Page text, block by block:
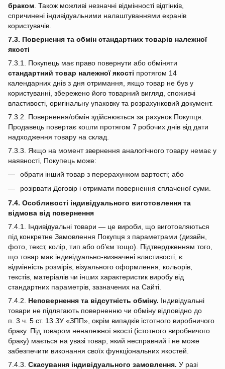
браком . Також можливі незначні відмінності відтінків,
спричинені індивідуальними налаштуваннями екранів
користувачів.
7.3. Повернення та обмін стандартних товарів належної
якості
7.3.1. Покупець має право повернути або обміняти
стандартний товар належної якості протягом 14
календарних днів з дня отримання, якщо товар не був у
користуванні, збережено його товарний вигляд, споживчі
властивості, оригінальну упаковку та розрахунковий документ.
7.3.2. Повернення/обмін здійснюється за рахунок Покупця.
Продавець повертає кошти протягом 7 робочих днів від дати
надходження товару на склад.
7.3.3. Якщо на момент звернення аналогічного товару немає у
наявності, Покупець може:
обрати інший товар з перерахунком вартості; або
розірвати Договір і отримати повернення сплаченої суми.
7.4. Особливості індивідуального виготовлення та
відмова від повернення
7.4.1. Індивідуальні товари — це вироби, що виготовляються
під конкретне Замовлення Покупця з параметрами (дизайн,
фото, текст, колір, тип або об’єм тощо). Підтвердженням того,
що товар має індивідуально‑визначені властивості, є
відмінність розмірів, візуального оформлення, кольорів,
текстів, матеріалів чи інших характеристик виробу від
стандартних параметрів, зазначених на Сайті.
7.4.2. Неповернення та відсутність обміну. Індивідуальні
товари не підлягають поверненню чи обміну відповідно до
п. 3 ч. 5 ст. 13 ЗУ «ЗПП», окрім випадків істотного виробничого
браку. Під товаром неналежної якості (істотного виробничого
браку) мається на увазі товар, який несправний і не може
забезпечити виконання своїх функціональних якостей.
7.4.3. Скасування індивідуального замовлення. У разі